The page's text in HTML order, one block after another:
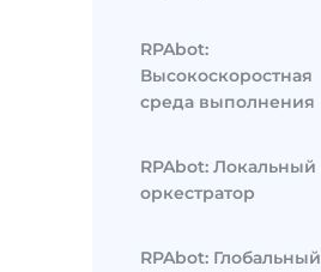
RPAbot:
Высокоскоростная
среда выполнения
RPAbot: Локальный
оркестратор
RPAbot: Глобальный